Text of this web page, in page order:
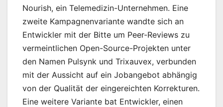
Nourish, ein Telemedizin-Unternehmen. Eine
zweite Kampagnenvariante wandte sich an
Entwickler mit der Bitte um Peer-Reviews zu
vermeintlichen Open-Source-Projekten unter
den Namen Pulsynk und Trixauvex, verbunden
mit der Aussicht auf ein Jobangebot abhängig
von der Qualität der eingereichten Korrekturen.
Eine weitere Variante bat Entwickler, einen